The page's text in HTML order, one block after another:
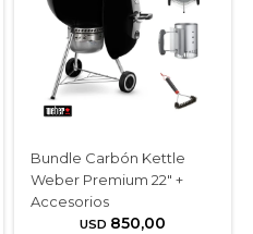
Bundle Carbón Kettle
Weber Premium 22" +
Accesorios
USD 850,00